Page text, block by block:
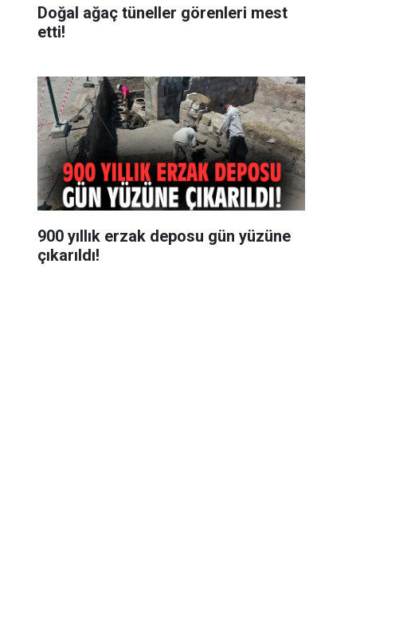
Doğal ağaç tüneller görenleri mest
etti!
900 yıllık erzak deposu gün yüzüne
çıkarıldı!